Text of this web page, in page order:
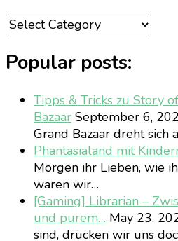
Categories
Popular posts:
Tipps & Tricks zu Story
Bazaar September 6,
Grand Bazaar dreht sich
Phantasialand mit
Morgen ihr Lieben, wie
waren wir…
[Gaming] Librarian –
und purem… May 23,
sind, drücken wir uns